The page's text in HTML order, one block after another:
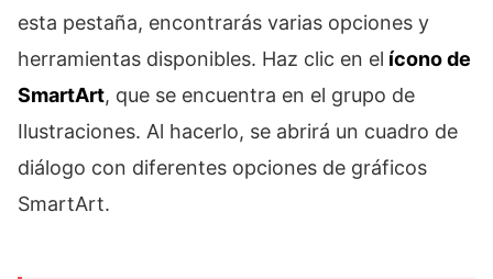
esta pestaña, encontrarás varias opciones y
herramientas disponibles. Haz clic en el ícono de
SmartArt, que se encuentra en el grupo de
Ilustraciones. Al hacerlo, se abrirá un cuadro de
diálogo con diferentes opciones de gráficos
SmartArt.